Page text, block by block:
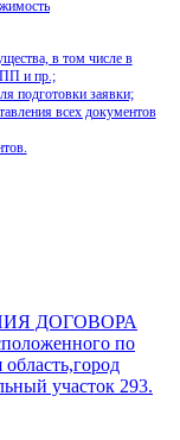
коммерческая
ДОГОВОРА
по
участок 293.